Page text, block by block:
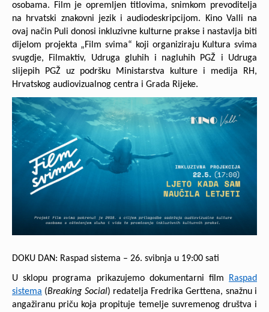
osobama. Film je opremljen titlovima, snimkom prevoditelja
na hrvatski znakovni jezik i audiodeskripcijom. Kino Valli na
ovaj način Puli donosi inkluzivne kulturne prakse i nastavlja biti
dijelom projekta „Film svima“ koji organiziraju Kultura svima
svugdje, Filmaktiv, Udruga gluhih i nagluhih PGŽ i Udruga
slijepih PGŽ uz podršku Ministarstva kulture i medija RH,
Hrvatskog audiovizualnog centra i Grada Rijeke.
DOKU DAN: Raspad sistema – 26. svibnja u 19:00 sati
U sklopu programa prikazujemo dokumentarni film
Raspad
sistema (Breaking Social) redatelja Fredrika Gerttena, snažnu i
angažiranu priču koja propituje temelje suvremenog društva i